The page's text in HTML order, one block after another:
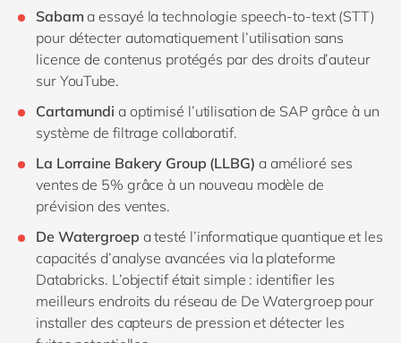
Sabam a essayé la technologie speech-to-text (STT)
pour détecter automatiquement l’utilisation sans
licence de contenus protégés par des droits d’auteur
sur YouTube.
Cartamundi a optimisé l’utilisation de SAP grâce à un
système de filtrage collaboratif.
La Lorraine Bakery Group (LLBG) a amélioré ses
ventes de 5% grâce à un nouveau modèle de
prévision des ventes.
De Watergroep a testé l’informatique quantique et les
capacités d’analyse avancées via la plateforme
Databricks. L’objectif était simple : identifier les
meilleurs endroits du réseau de De Watergroep pour
installer des capteurs de pression et détecter les